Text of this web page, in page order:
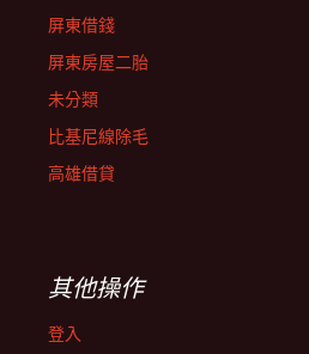
屏東借錢
屏東房屋二胎
未分類
比基尼線除毛
高雄借貸
其他操作
登入